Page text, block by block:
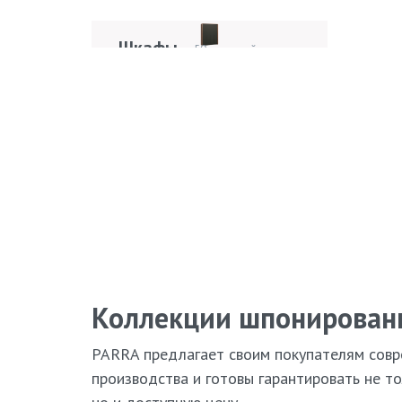
42 модели
Шкафы 59 моделей
Коллекции
PARRA предлагает своим покупателям
производства и готовы гарантировать не